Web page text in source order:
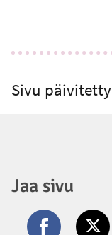
Sivu päivitetty
Jaa sivu